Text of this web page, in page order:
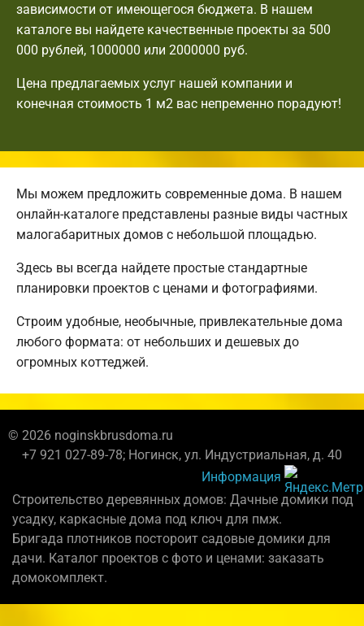
зависимости от имеющегося бюджета. В нашем
каталоге вы найдете качественные проекты за 500
000 рублей, 1000000 или 2000000 руб.
Цена предлагаемых услуг нашей компании и
конечная стоимость 1 м2 вас непременно порадуют!
Мы можем предложить современные дома. В нашем
онлайн-каталоге представлены разные виды частных
малогабаритных домов с небольшой площадью.
Здесь вы всегда найдете простые стандартные
планировки проектов с ценами и фотографиями.
Строим удобные, необычные, привлекательные дома
любого формата: от небольших и дешевых до
огромных коттеджей.
© 2026 noginskbrusdoma.ru
+7 921 027-89-78; Ногинск, ул. Индустриальная, д. 40
Информация
Строительство деревянных домов: Дачные домики под
усадку, каркасные дома под ключ для пмж.
Бригада плотников постороит садовые домики для
дачи. Каталог проектов с фото и ценами: заказать
домокомплект.